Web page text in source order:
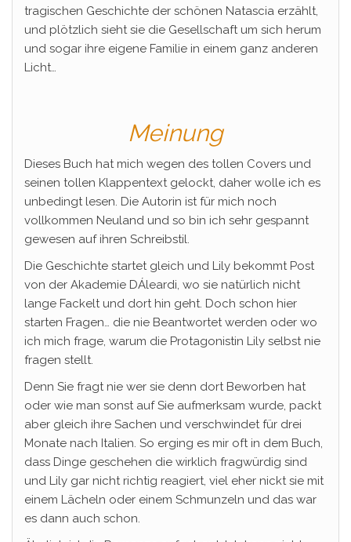
tragischen Geschichte der schönen Natascia erzählt,
und plötzlich sieht sie die Gesellschaft um sich herum
und sogar ihre eigene Familie in einem ganz anderen
Licht…
Meinung
Dieses Buch hat mich wegen des tollen Covers und
seinen tollen Klappentext gelockt, daher wolle ich es
unbedingt lesen. Die Autorin ist für mich noch
vollkommen Neuland und so bin ich sehr gespannt
gewesen auf ihren Schreibstil.
Die Geschichte startet gleich und Lily bekommt Post
von der Akademie DÁleardi, wo sie natürlich nicht
lange Fackelt und dort hin geht. Doch schon hier
starten Fragen… die nie Beantwortet werden oder wo
ich mich frage, warum die Protagonistin Lily selbst nie
fragen stellt.
Denn Sie fragt nie wer sie denn dort Beworben hat
oder wie man sonst auf Sie aufmerksam wurde, packt
aber gleich ihre Sachen und verschwindet für drei
Monate nach Italien. So erging es mir oft in dem Buch,
dass Dinge geschehen die wirklich fragwürdig sind
und Lily gar nicht richtig reagiert, viel eher nickt sie mit
einem Lächeln oder einem Schmunzeln und das war
es dann auch schon.